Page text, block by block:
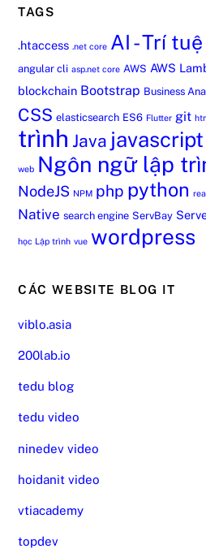
TAGS
.htaccess .net core AI - Trí
angular cli asp.net core AWS AWS
blockchain Bootstrap Business
CSS elasticsearch ES6 Flutter git
trình Java javascript
web Ngôn ngữ lập
NodeJS NPM php python
Native search engine ServBay
học Lập trình vue wordpress
CÁC WEBSITE BLOG IT
viblo.asia
200lab.io
tedu blog
tedu video
ninedev video
hoidanit video
vtiacademy
topdev